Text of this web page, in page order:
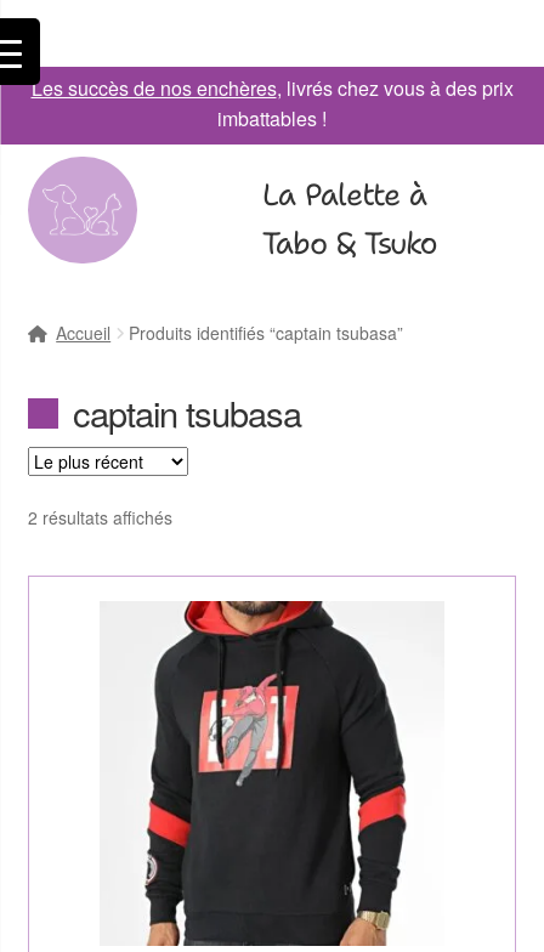
Les succès de nos enchères, livrés chez vous à des prix
imbattables !
La Palette à
Tabo & Tsuko
Accueil Produits identifiés “captain tsubasa”
captain tsubasa
2 résultats affichés